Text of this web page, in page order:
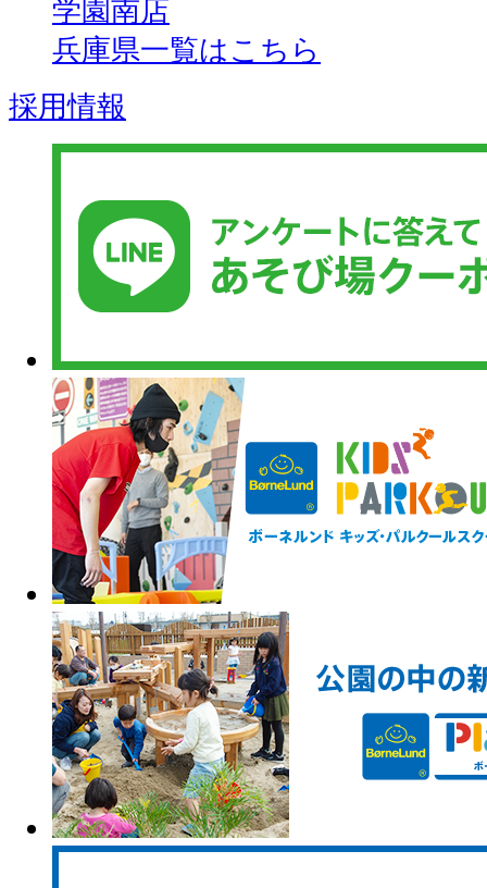
学園南店
兵庫県一覧はこちら
採用情報